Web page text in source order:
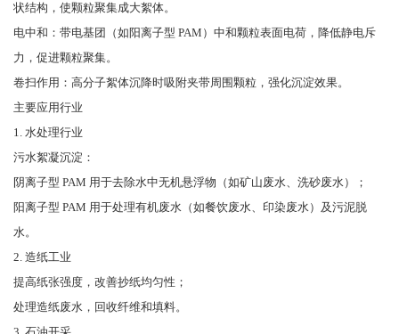
状结构，使颗粒聚集成大絮体。
电中和：带电基团（如阳离子型 PAM）中和颗粒表面电荷，降低静电斥
力，促进颗粒聚集。
卷扫作用：高分子絮体沉降时吸附夹带周围颗粒，强化沉淀效果。
主要应用行业
1. 水处理行业
污水絮凝沉淀：
阴离子型 PAM 用于去除水中无机悬浮物（如矿山废水、洗砂废水）；
阳离子型 PAM 用于处理有机废水（如餐饮废水、印染废水）及污泥脱
水。
2. 造纸工业
提高纸张强度，改善抄纸均匀性；
处理造纸废水，回收纤维和填料。